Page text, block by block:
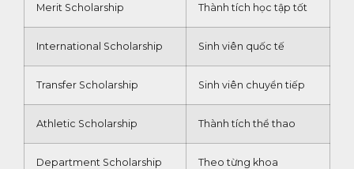
Merit Scholarship Thành tích học tập tốt
International Scholarship Sinh viên quốc tế
Transfer Scholarship Sinh viên chuyển tiếp
Athletic Scholarship Thành tích thể thao
Department Scholarship Theo từng khoa